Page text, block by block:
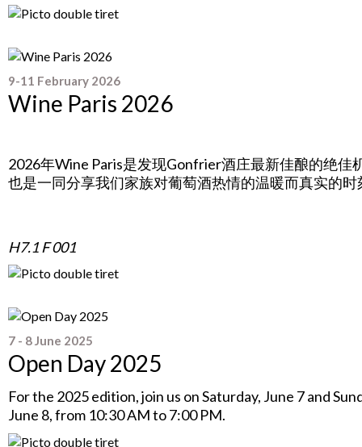
9-11 February 2026
Wine Paris 2026
2026年Wine Paris是发现Gonfrier酒庄最新佳酿的绝佳
也是一同分享我们家族对葡萄酒热情的温暖而真实的时
H7.1 F 001
7 - 8 June 2025
Open Day 2025
For the 2025 edition, join us on Saturday, June 7 and
June 8, from 10:30 AM to 7:00 PM.